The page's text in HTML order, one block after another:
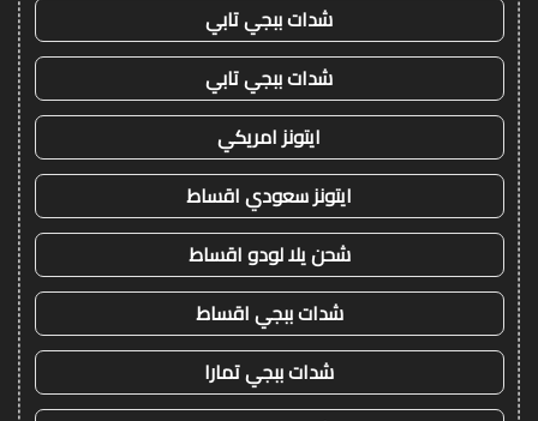
شدات ببجي تابي
شدات ببجي تابي
ايتونز امريكي
ايتونز سعودي اقساط
شحن يلا لودو اقساط
شدات ببجي اقساط
شدات ببجي تمارا